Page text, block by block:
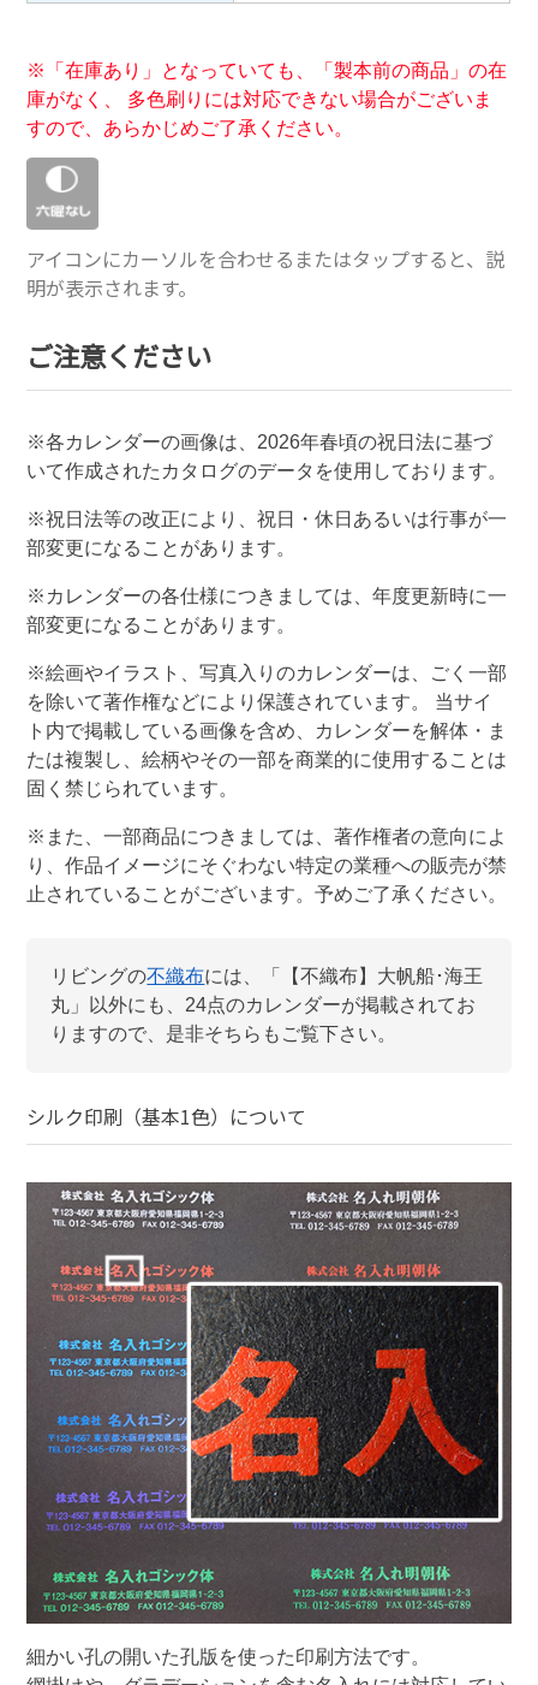
※「在庫あり」となっていても、「製本前の商品」の在
庫がなく、 多色刷りには対応できない場合がございま
すので、あらかじめご了承ください。
アイコンにカーソルを合わせるまたはタップすると、説
明が表示されます。
ご注意ください
※各カレンダーの画像は、 2026年春頃の祝日法に基づ
いて作成されたカタログのデータを使用しております。
※祝日法等の改正により、祝日・休日あるいは行事が一
部変更になることがあります。
※カレンダーの各仕様につきましては、年度更新時に一
部変更になることがあります。
※絵画やイラスト、写真入りのカレンダーは、ごく一部
を除いて著作権などにより保護されています。 当サイ
ト内で掲載している画像を含め、カレンダーを解体・ま
たは複製し、絵柄やその一部を商業的に使用することは
固く禁じられています。
※また、一部商品につきましては、著作権者の意向によ
り、作品イメージにそぐわない特定の業種への販売が禁
止されていることがございます。予めご了承ください。
リビングの不織布には、「
【不織布】大帆船･海王
丸 」以外にも、 24点のカレンダーが掲載されてお
りますので、是非そちらもご覧下さい。
シルク印刷（基本1色） について
細かい孔の開いた孔版を使った印刷方法です。